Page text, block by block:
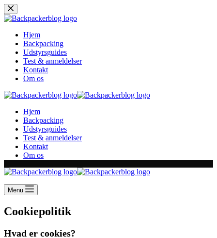
Skip
to
Hjem
Backpacking
Udstyrsguides
Test & anmeldelser
Kontakt
Om os
Hjem
Backpacking
Udstyrsguides
Test & anmeldelser
Kontakt
Om os
Menu
Cookiepolitik
Hvad er cookies?